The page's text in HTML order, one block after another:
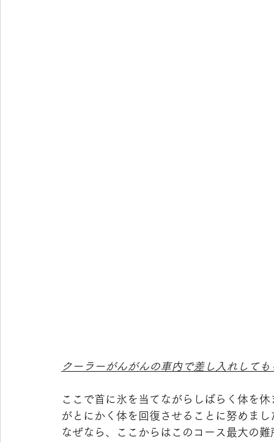
クーラーがんがんの車内で差し入れして
ここで首に氷を当てながらしばらく体を
がとにかく体を回復させることに努めまし
なぜなら、ここからはこのコース最大の